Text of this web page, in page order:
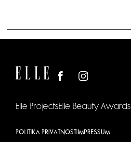
Elle ProjectsElle Beauty Awards
POLITIKA PRIVATNOSTI IMPRESSUM